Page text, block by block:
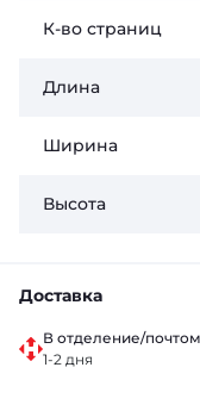
К-во страниц
Длина
Ширина
Высота
Доставка
В отделение/
1-2 дня